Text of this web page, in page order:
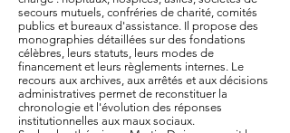
secours mutuels, confréries de charité, comités
publics et bureaux d'assistance. Il propose des
monographies détaillées sur des fondations
célèbres, leurs statuts, leurs modes de
financement et leurs règlements internes. Le
recours aux archives, aux arrêtés et aux décisions
administratives permet de reconstituer la
chronologie et l'évolution des réponses
institutionnelles aux maux sociaux.